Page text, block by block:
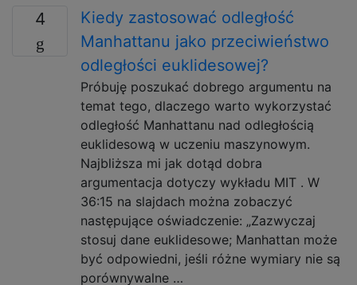
4
Kiedy zastosować odległość
Manhattanu jako przeciwieństwo
odległości euklidesowej?
Próbuję poszukać dobrego argumentu na
temat tego, dlaczego warto wykorzystać
odległość Manhattanu nad odległością
euklidesową w uczeniu maszynowym.
Najbliższa mi jak dotąd dobra
argumentacja dotyczy wykładu MIT . W
36:15 na slajdach można zobaczyć
następujące oświadczenie: „Zazwyczaj
stosuj dane euklidesowe; Manhattan może
być odpowiedni, jeśli różne wymiary nie są
porównywalne …